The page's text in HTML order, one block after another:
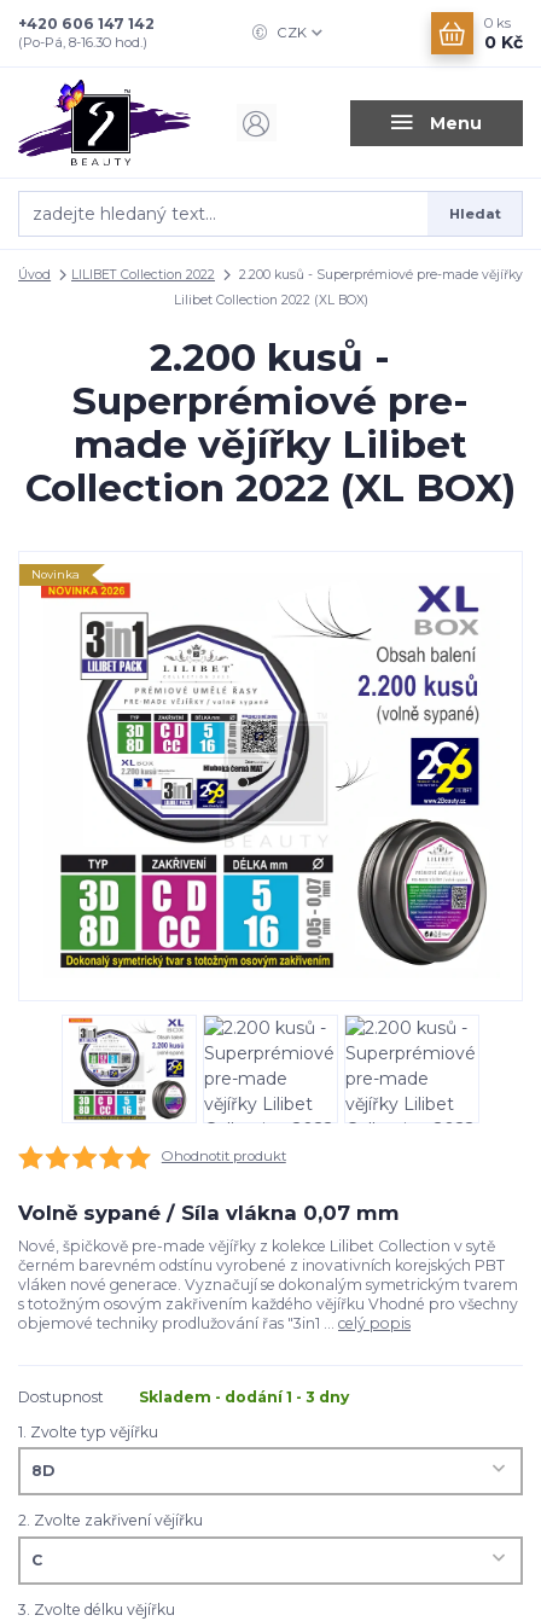
Menu
CZK
Hledat
+420 606 147 142
(Po-Pá, 8-16.30 hod.)
0 ks
0 Kč
Úvod LILIBET Collection 2022
2.200 kusů - Superprémiové pre-made vějířky
Lilibet Collection 2022 (XL BOX)
2.200 kusů -
Superprémiové pre-
made vějířky Lilibet
Collection 2022 (XL BOX)
Novinka
Ohodnotit produkt
Volně sypané / Síla vlákna 0,07 mm
Nové, špičkově pre-made vějířky z kolekce Lilibet Collection v sytě
černém barevném odstínu vyrobené z inovativních korejských PBT
vláken nové generace. Vyznačují se dokonalým symetrickým tvarem
s totožným osovým zakřivením každého vějířku Vhodné pro všechny
objemové techniky prodlužování řas "3in1 ... celý popis
Dostupnost
Skladem - dodání 1 - 3 dny
1. Zvolte typ vějířku
2. Zvolte zakřivení vějířku
3. Zvolte délku vějířku